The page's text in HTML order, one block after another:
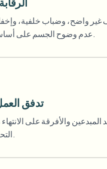
غير واضح، وضباب خلفية،
تدفق
المبدعين والأفرقة على